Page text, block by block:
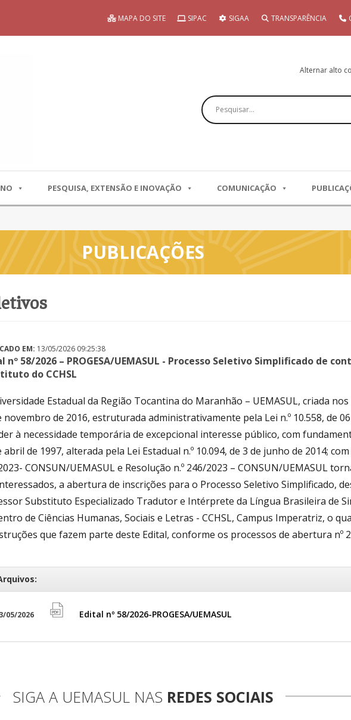
MAPA DO SITE SIPAC SIGAA TRANSPARÊNCIA
Alternar alto
Pesquisar
PESQUISA, EXTENSÃO E INOVAÇÃO COMUNICAÇÃO
PUBLICAÇÕES
EM: 13/05/2026 09:25:38
nº 58/2026 – PROGESA/UEMASUL - Processo Seletivo Simplificado de
do CCHSL
Estadual da Região Tocantina do Maranhão – UEMASUL, criada nos
novembro de 2016, estruturada administrativamente pela Lei n.º 10.558, de
à necessidade temporária de excepcional interesse público, com
abril de 1997, alterada pela Lei Estadual n.º 10.094, de 3 de junho de 2014;
CONSUN/UEMASUL e Resolução n.º 246/2023 – CONSUN/UEMASUL
a abertura de inscrições para o Processo Seletivo Simplificado,
Substituto Especializado Tradutor e Intérprete da Língua Brasileira de
de Ciências Humanas, Sociais e Letras - CCHSL, Campus Imperatriz, o
que fazem parte deste Edital, conforme os processos de abertura nº
05/2026
pdf
Edital nº 58/2026-PROGESA/UEMASUL
SIGA A UEMASUL NAS REDES SOCIAIS